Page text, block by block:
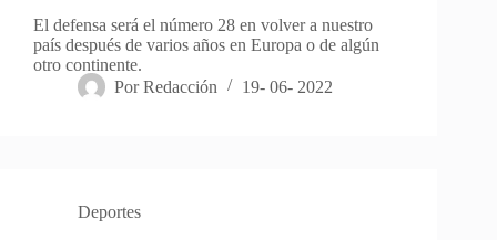
El defensa será el número 28 en volver a nuestro
país después de varios años en Europa o de algún
otro continente.
Por Redacción 19- 06- 2022
Deportes